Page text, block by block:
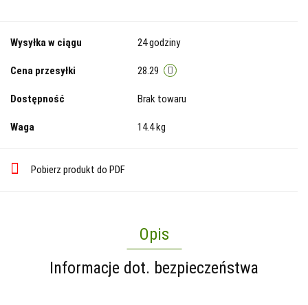
Wysyłka w ciągu 24 godziny
Cena przesyłki 28.29
Dostępność Brak towaru
Waga 14.4 kg
Pobierz produkt do PDF
Opis
Informacje dot. bezpieczeństwa